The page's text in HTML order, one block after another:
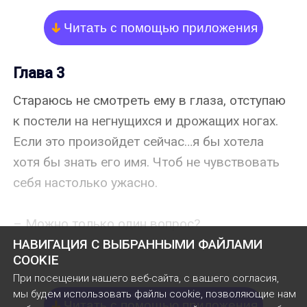
НАВИГАЦИЯ С ВЫБРАННЫМИ ФАЙЛАМИ
COOKIE
При посещении нашего веб-сайта, с вашего согласия,
мы будем использовать файлы cookie, позволяющие нам
arrow_down Читать с помощью приложения
Глава 3
Стараюсь не смотреть ему в глаза, отступаю
к постели на негнущихся и дрожащих ногах.
Если это произойдет сейчас…я бы хотела
хотя бы знать его имя. Чтоб не чувствовать
себя настолько ужасно.
– Можно только один вопрос?
– Вопросы задаю я.